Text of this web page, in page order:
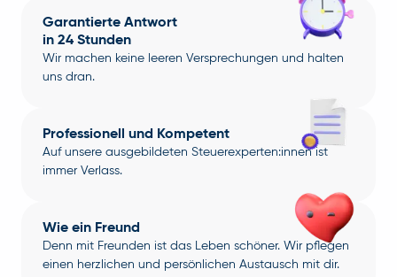
Garantierte Antwort
in 24 Stunden
Wir machen keine leeren Versprechungen und halten
uns dran.
Professionell und Kompetent
Auf unsere ausgebildeten Steuerexperten:innen ist
immer Verlass.
Wie ein Freund
Denn mit Freunden ist das Leben schöner. Wir pflegen
einen herzlichen und persönlichen Austausch mit dir.